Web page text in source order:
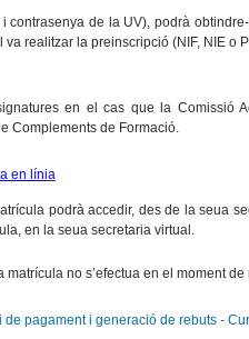
contrasenya de la UV), podrà
realitzar la preinscripció (NIF, NIE o
en el cas que la Comissió
Complements de Formació.
en línia
podrà accedir, des de la seua
en la seua secretaria virtual.
matrícula no s’efectua en el moment
de pagament i generació de rebuts -